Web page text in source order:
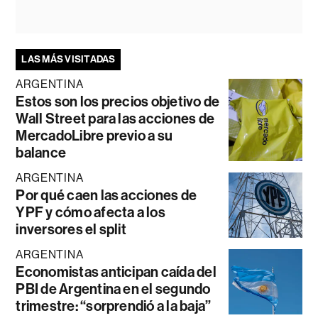
LAS MÁS VISITADAS
ARGENTINA
Estos son los precios objetivo de
Wall Street para las acciones de
MercadoLibre previo a su
balance
ARGENTINA
Por qué caen las acciones de
YPF y cómo afecta a los
inversores el split
ARGENTINA
Economistas anticipan caída del
PBI de Argentina en el segundo
trimestre: “sorprendió a la baja”